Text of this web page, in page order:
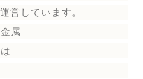
営しています。
属